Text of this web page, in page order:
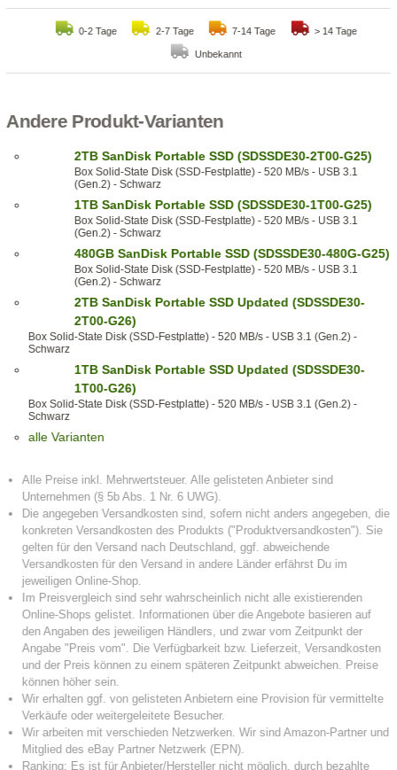
0-2 Tage 2-7 Tage 7-14 Tage > 14 Tage
Unbekannt
Andere Produkt-Varianten
2TB SanDisk Portable SSD (SDSSDE30-2T00-G25)
Box Solid-State Disk (SSD-Festplatte) - 520 MB/s - USB 3.1
(Gen.2) - Schwarz
1TB SanDisk Portable SSD (SDSSDE30-1T00-G25)
Box Solid-State Disk (SSD-Festplatte) - 520 MB/s - USB 3.1
(Gen.2) - Schwarz
480GB SanDisk Portable SSD (SDSSDE30-480G-G25)
Box Solid-State Disk (SSD-Festplatte) - 520 MB/s - USB 3.1
(Gen.2) - Schwarz
2TB SanDisk Portable SSD Updated (SDSSDE30-
2T00-G26)
Box Solid-State Disk (SSD-Festplatte) - 520 MB/s - USB 3.1 (Gen.2) -
Schwarz
1TB SanDisk Portable SSD Updated (SDSSDE30-
1T00-G26)
Box Solid-State Disk (SSD-Festplatte) - 520 MB/s - USB 3.1 (Gen.2) -
Schwarz
alle Varianten